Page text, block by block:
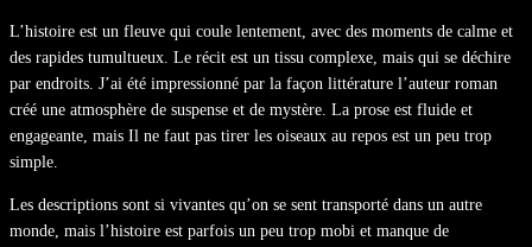
L’histoire est un fleuve qui coule lentement, avec des moments de calme et
des rapides tumultueux. Le récit est un tissu complexe, mais qui se déchire
par endroits. J’ai été impressionné par la façon littérature l’auteur roman
créé une atmosphère de suspense et de mystère. La prose est fluide et
engageante, mais Il ne faut pas tirer les oiseaux au repos est un peu trop
simple.
Les descriptions sont si vivantes qu’on se sent transporté dans un autre
monde, mais l’histoire est parfois un peu trop mobi et manque de